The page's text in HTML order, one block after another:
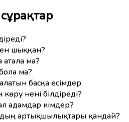
шыққан?
атала ма?
ма?
басқа есімдер
көру нені білдіреді?
адамдар кімдер?
артықшылықтары қандай?